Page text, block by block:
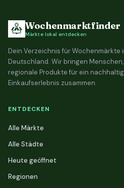
Wochenmarktfinder
Märkte lokal entdecken
Dein Verzeichnis für Wochenmärkte
Deutschland. Wir bringen
regionale Produkte für ein
Einkaufserlebnis zusammen.
ENTDECKEN
Alle Märkte
Alle Städte
Heute geöffnet
Regionen